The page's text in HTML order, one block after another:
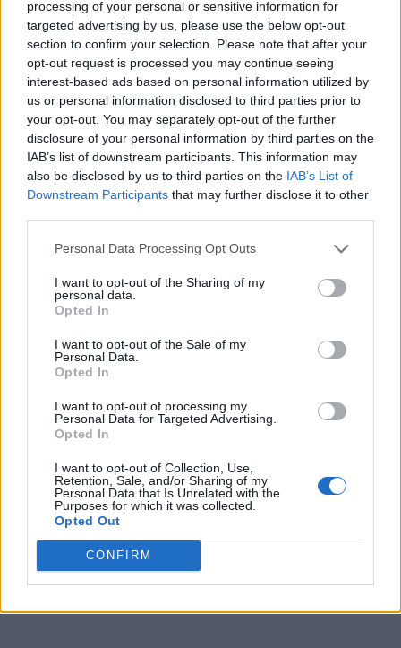
processing of your personal or sensitive information for
targeted advertising by us, please use the below opt-out
section to confirm your selection. Please note that after your
opt-out request is processed you may continue seeing
interest-based ads based on personal information utilized by
us or personal information disclosed to third parties prior to
your opt-out. You may separately opt-out of the further
disclosure of your personal information by third parties on the
IAB’s list of downstream participants. This information may
also be disclosed by us to third parties on the IAB’s List of
Downstream Participants that may further disclose it to other
Personal Data Processing Opt Outs
I want to opt-out of the Sharing of my
personal data.
Opted In
I want to opt-out of the Sale of my
Personal Data.
Opted In
I want to opt-out of processing my
Personal Data for Targeted Advertising.
Opted In
I want to opt-out of Collection, Use,
Retention, Sale, and/or Sharing of my
Personal Data that Is Unrelated with the
Purposes for which it was collected.
Opted Out
CONFIRM